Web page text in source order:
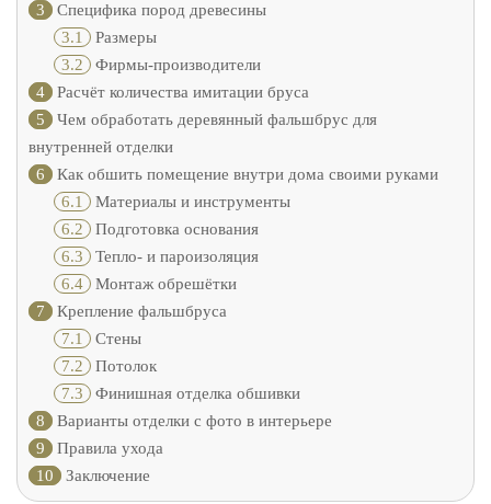
3
Специфика пород древесины
3.1 Размеры
3.2 Фирмы-производители
4
Расчёт количества имитации бруса
5
Чем обработать деревянный фальшбрус для
внутренней отделки
6
Как обшить помещение внутри дома своими руками
6.1 Материалы и инструменты
6.2 Подготовка основания
6.3 Тепло- и пароизоляция
6.4 Монтаж обрешётки
7
Крепление фальшбруса
7.1 Стены
7.2 Потолок
7.3 Финишная отделка обшивки
8
Варианты отделки с фото в интерьере
9
Правила ухода
10
Заключение